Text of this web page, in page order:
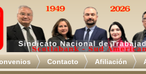
Contacto Afiliación